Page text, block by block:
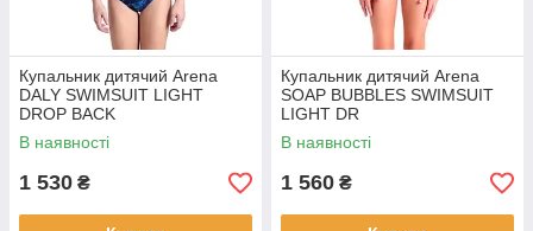
Купальник дитячий Arena
DALY SWIMSUIT LIGHT
DROP BACK
В наявності
1 530 ₴
Купальник дитячий Arena
SOAP BUBBLES SWIMSUIT
LIGHT DR
В наявності
1 560 ₴